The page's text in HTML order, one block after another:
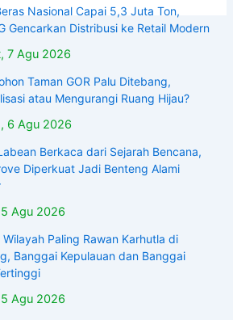
Nasional Capai 5,3 Juta Ton,
Gencarkan Distribusi ke Retail Modern
7 Agu 2026
Taman GOR Palu Ditebang,
atau Mengurangi Ruang Hijau?
6 Agu 2026
Berkaca dari Sejarah Bencana,
Diperkuat Jadi Benteng Alami
5 Agu 2026
Paling Rawan Karhutla di
Banggai Kepulauan dan Banggai
5 Agu 2026